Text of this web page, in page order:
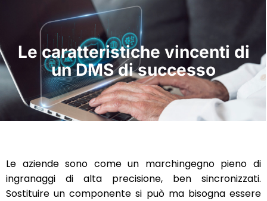
Le caratteristiche vincenti di
un DMS di successo
Le aziende sono come un marchingegno pieno di
ingranaggi di alta precisione, ben sincronizzati.
Sostituire un componente si può ma bisogna essere